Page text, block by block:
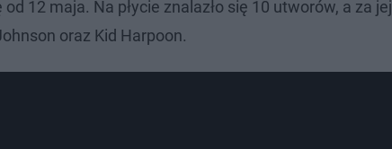
12 maja. Na płycie znalazło się 10 utworów, a za jej
oraz Kid Harpoon.